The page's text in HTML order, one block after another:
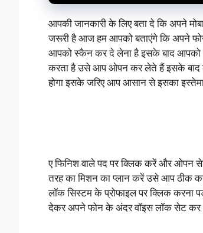
आपकी जानकारी के लिए बता दे कि अपने
जरूरी है आज हम आपको बताएंगे कि अपने
आपको स्कैन कर दे लेना है इसके बाद आपको
करता है उसे आप ओपन कर लेते हैं इसके बाद
होगा इसके जरिए आप आसान से इसका
ए फिनिश वाले पद पर क्लिक करें और ओपन
तरह का मिशन का प्लान करें उसे आप ठीक
लॉक सिस्टम के प्रोफाइल पर क्लिक करना
देकर अपने फोन के अंदर वॉइस लॉक सेट